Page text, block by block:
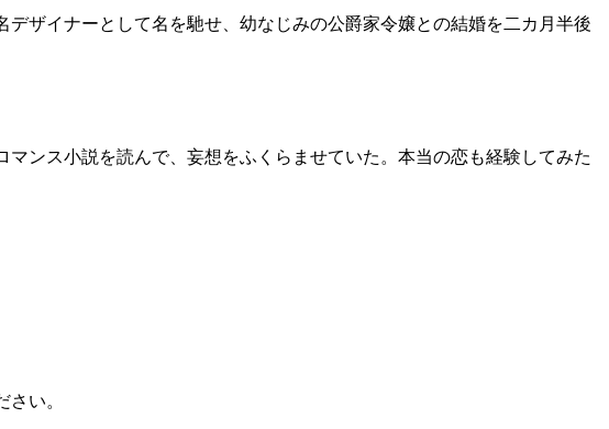
ザイナーとして名を馳せ、幼なじみの公爵家令嬢との結婚を二カ月半後
ンス小説を読んで、妄想をふくらませていた。本当の恋も経験してみた
い。